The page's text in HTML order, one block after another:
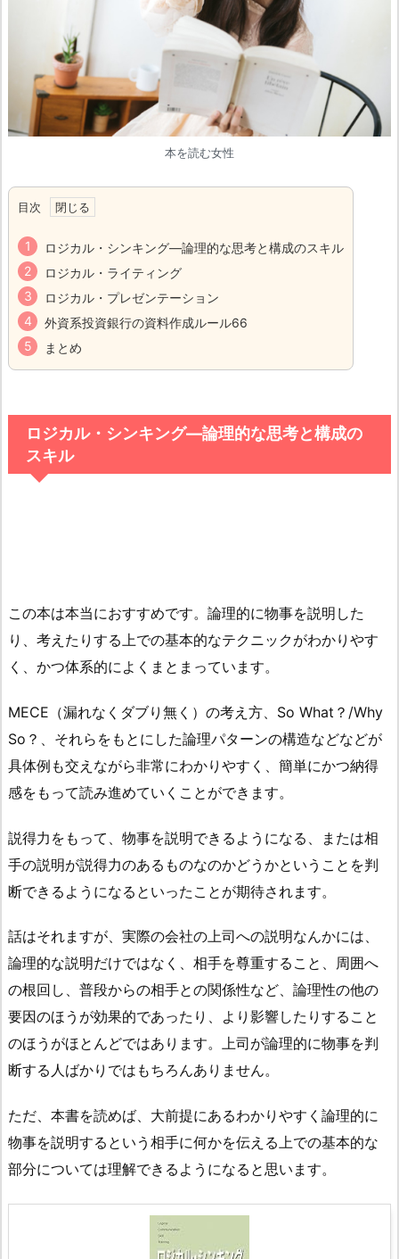
本を読む女性
目次
ロジカル・シンキング―論理的な思考と構成のスキル
ロジカル・ライティング
ロジカル・プレゼンテーション
外資系投資銀行の資料作成ルール66
まとめ
ロジカル・シンキング―論理的な思考と構成の
スキル
この本は本当におすすめです。論理的に物事を説明した
り、考えたりする上での基本的なテクニックがわかりやす
く、かつ体系的によくまとまっています。
MECE（漏れなくダブり無く）の考え方、So What？/Why
So？、それらをもとにした論理パターンの構造などなどが
具体例も交えながら非常にわかりやすく、簡単にかつ納得
感をもって読み進めていくことができます。
説得力をもって、物事を説明できるようになる、または相
手の説明が説得力のあるものなのかどうかということを判
断できるようになるといったことが期待されます。
話はそれますが、実際の会社の上司への説明なんかには、
論理的な説明だけではなく、相手を尊重すること、周囲へ
の根回し、普段からの相手との関係性など、論理性の他の
要因のほうが効果的であったり、より影響したりすること
のほうがほとんどではあります。上司が論理的に物事を判
断する人ばかりではもちろんありません。
ただ、本書を読めば、大前提にあるわかりやすく論理的に
物事を説明するという相手に何かを伝える上での基本的な
部分については理解できるようになると思います。